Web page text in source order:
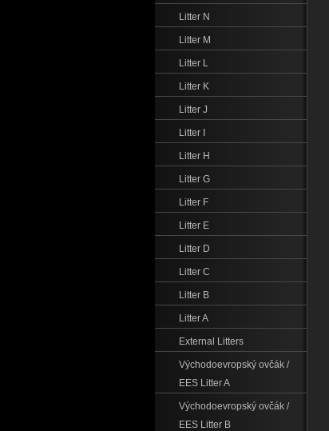
Litter N
Litter M
Litter L
Litter K
Litter J
Litter I
Litter H
Litter G
Litter F
Litter E
Litter D
Litter C
Litter B
Litter A
External Litters
Východoevropský ovčák /
EES Litter A
Východoevropský ovčák /
EES Litter B